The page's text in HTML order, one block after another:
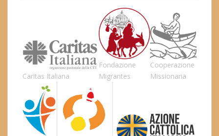
Caritas Italiana
Fondazione
Migrantes
Cooperazione
Missionaria